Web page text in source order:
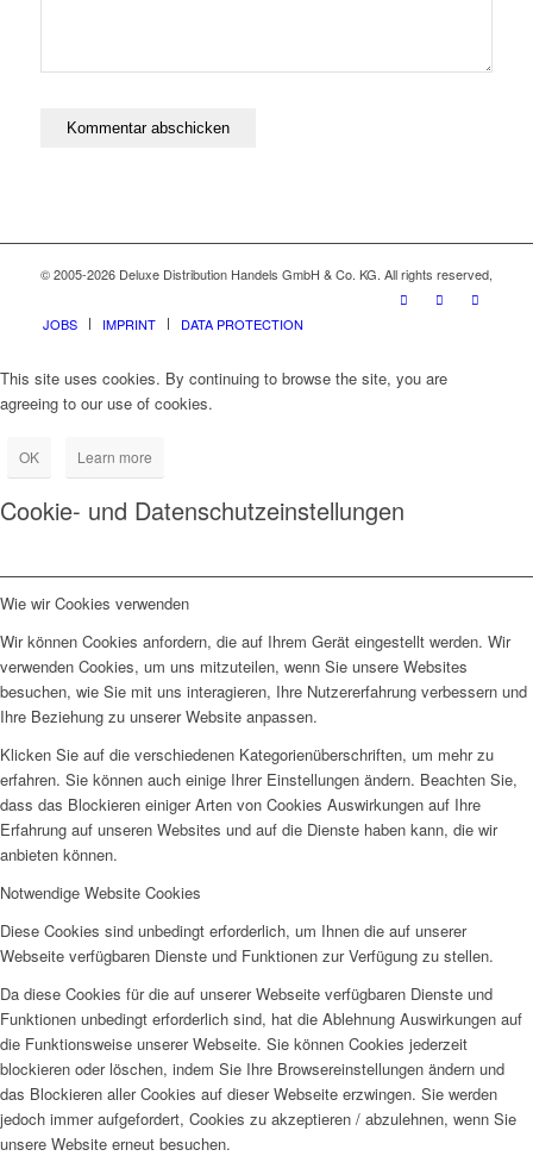
© 2005-2026 Deluxe Distribution Handels GmbH & Co. KG. All rights reserved,
JOBS IMPRINT DATA PROTECTION
This site uses cookies. By continuing to browse the site, you are
agreeing to our use of cookies.
OK Learn more
Cookie- und Datenschutzeinstellungen
Wie wir Cookies verwenden
Wir können Cookies anfordern, die auf Ihrem Gerät eingestellt werden. Wir
verwenden Cookies, um uns mitzuteilen, wenn Sie unsere Websites
besuchen, wie Sie mit uns interagieren, Ihre Nutzererfahrung verbessern und
Ihre Beziehung zu unserer Website anpassen.
Klicken Sie auf die verschiedenen Kategorienüberschriften, um mehr zu
erfahren. Sie können auch einige Ihrer Einstellungen ändern. Beachten Sie,
dass das Blockieren einiger Arten von Cookies Auswirkungen auf Ihre
Erfahrung auf unseren Websites und auf die Dienste haben kann, die wir
anbieten können.
Notwendige Website Cookies
Diese Cookies sind unbedingt erforderlich, um Ihnen die auf unserer
Webseite verfügbaren Dienste und Funktionen zur Verfügung zu stellen.
Da diese Cookies für die auf unserer Webseite verfügbaren Dienste und
Funktionen unbedingt erforderlich sind, hat die Ablehnung Auswirkungen auf
die Funktionsweise unserer Webseite. Sie können Cookies jederzeit
blockieren oder löschen, indem Sie Ihre Browsereinstellungen ändern und
das Blockieren aller Cookies auf dieser Webseite erzwingen. Sie werden
jedoch immer aufgefordert, Cookies zu akzeptieren / abzulehnen, wenn Sie
unsere Website erneut besuchen.